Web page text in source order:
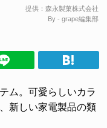
提供： 森永製菓株式会社
By - grape編集部
ム。可愛らしいカラ
新しい家電製品の類